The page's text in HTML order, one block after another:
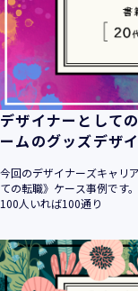
デザイナーとして
ームのグッズデザ
今回のデザイナーズキャリ
ての転職》ケース事例です
100人いれば100通り